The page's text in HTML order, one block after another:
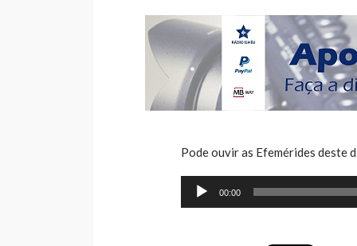
Pode ouvir as Efemérides deste
Reprodutor
00:00